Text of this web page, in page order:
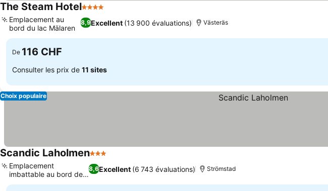
The Steam Hotel4 Étoiles
8,9Excellent (13 900 évaluations)
Emplacement au
bord du lac Mälaren
Västeräs
De 116 CHF
Consulter les prix de 11 sites
Choix populaire
Scandic Laholmen3 Étoiles
8,6Excellent (6 743 évaluations)
Emplacement
imbattable au bord de
l'eau
Strömstad